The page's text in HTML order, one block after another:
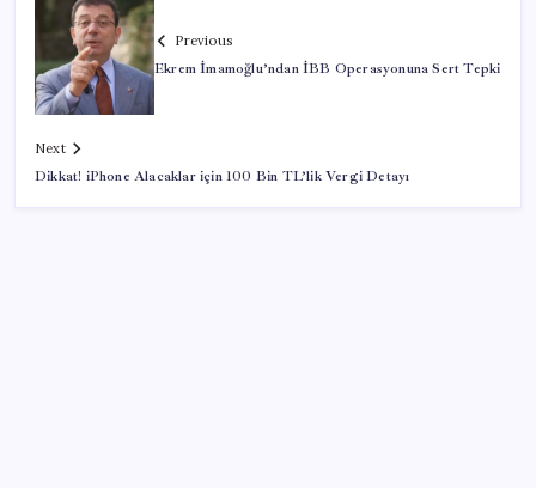
Previous
Ekrem İmamoğlu’ndan İBB Operasyonuna Sert Tepki
Next
Dikkat! iPhone Alacaklar için 100 Bin TL’lik Vergi Detayı